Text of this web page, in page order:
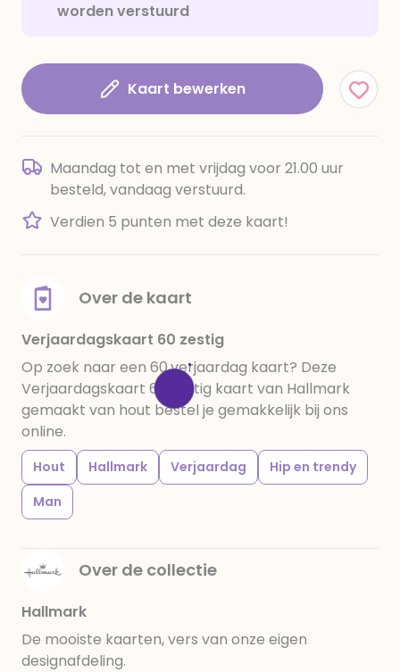
worden verstuurd
Kaart bewerken
Maandag tot en met vrijdag voor 21.00 uur
besteld, vandaag verstuurd.
Verdien 5 punten met deze kaart!
Over de kaart
Verjaardagskaart 60 zestig
Op zoek naar een 60,verjaardag kaart? Deze
Verjaardagskaart 60 zestig kaart van Hallmark
gemaakt van hout bestel je gemakkelijk bij ons
online.
Hout Hallmark Verjaardag
Hip en trendy
Man
Over de collectie
Hallmark
De mooiste kaarten, vers van onze eigen
designafdeling.